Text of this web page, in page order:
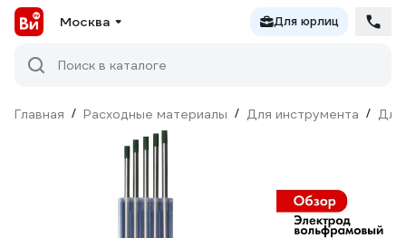
Москва Для юрлиц
Поиск в каталоге
Главная / Расходные материалы / Для инструмента / Для